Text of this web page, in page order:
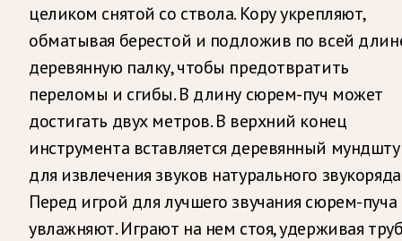
целиком снятой со ствола. Кору укрепляют,
обматывая берестой и подложив по всей
деревянную палку, чтобы предотвратить
переломы и сгибы. В длину сюрем-пуч может
достигать двух метров. В верхний конец
инструмента вставляется деревянный
для извлечения звуков натурального звукоряда.
Перед игрой для лучшего звучания сюрем-пуча
увлажняют. Играют на нем стоя, удерживая